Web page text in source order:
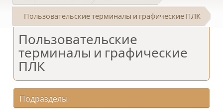
Пользовательские терминалы и графические ПЛК
Пользовательские
терминалы и графические
ПЛК
Подразделы